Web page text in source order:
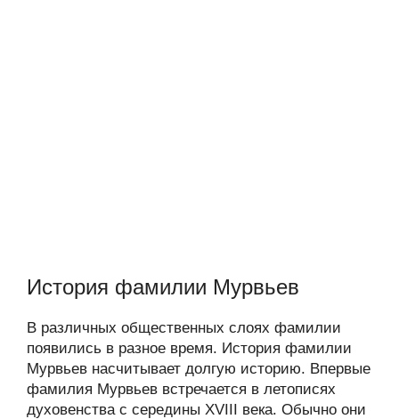
История фамилии Мурвьев
В различных общественных слоях фамилии
появились в разное время. История фамилии
Мурвьев насчитывает долгую историю. Впервые
фамилия Мурвьев встречается в летописях
духовенства с середины XVIII века. Обычно они